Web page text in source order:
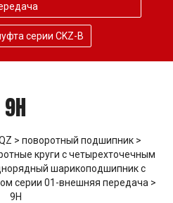
серии CKZ-B
9H
> поворотный подшипник >
круги с четырехточечным
шарикоподшипник с
серии 01-внешняя передача >
9H